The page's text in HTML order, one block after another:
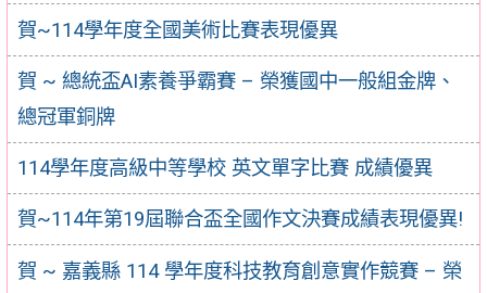
賀~114學年度全國美術比賽表現優異
賀 ~ 總統盃AI素養爭霸賽 – 榮獲國中一般組金牌、
總冠軍銅牌
114學年度高級中等學校 英文單字比賽 成績優異
賀~114年第19屆聯合盃全國作文決賽成績表現優異!
賀 ~ 嘉義縣 114 學年度科技教育創意實作競賽 – 榮